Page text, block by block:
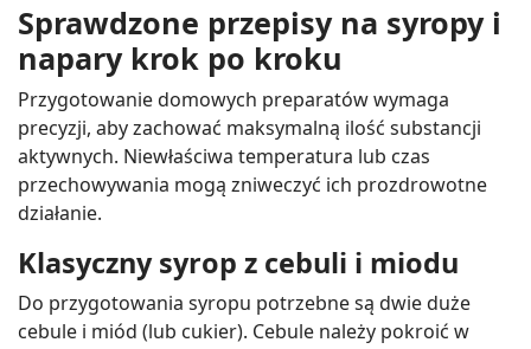
Sprawdzone przepisy na syropy i
napary krok po kroku
Przygotowanie domowych preparatów wymaga
precyzji, aby zachować maksymalną ilość substancji
aktywnych. Niewłaściwa temperatura lub czas
przechowywania mogą zniweczyć ich prozdrowotne
działanie.
Klasyczny syrop z cebuli i miodu
Do przygotowania syropu potrzebne są dwie duże
cebule i miód (lub cukier). Cebule należy pokroić w